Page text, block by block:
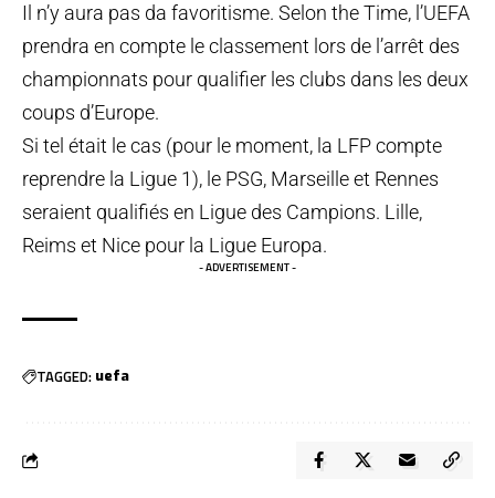
Il n’y aura pas da favoritisme. Selon the Time, l’UEFA
prendra en compte le classement lors de l’arrêt des
championnats pour qualifier les clubs dans les deux
coups d’Europe.
Si tel était le cas (pour le moment, la LFP compte
reprendre la Ligue 1), le PSG, Marseille et Rennes
seraient qualifiés en Ligue des Campions. Lille,
Reims et Nice pour la Ligue Europa.
- ADVERTISEMENT -
TAGGED: uefa